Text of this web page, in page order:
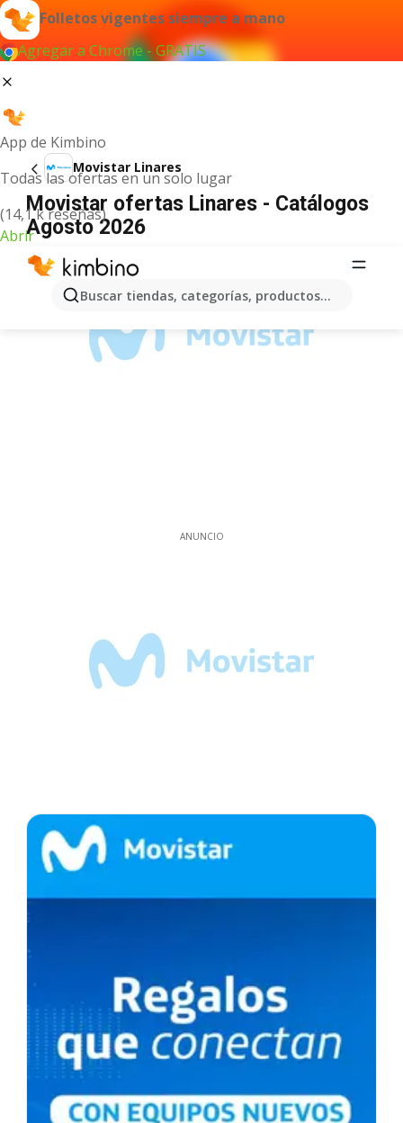
Folletos vigentes siempre a mano
Agregar a Chrome - GRATIS
App de Kimbino
Todas las ofertas en un solo lugar
(14,1 k reseñas)
Abrir
Buscar tiendas, categorías, productos...
Movistar Linares
Movistar ofertas Linares - Catálogos
Agosto 2026
ANUNCIO